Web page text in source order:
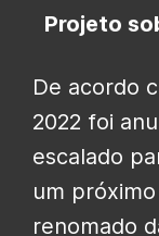
Projeto
De acordo
2022 foi
escalado
um
renomado